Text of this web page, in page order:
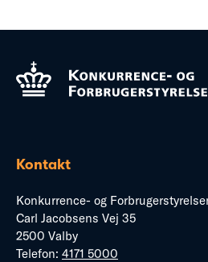
Kontakt
Konkurrence- og
Carl Jacobsens Vej 35
2500 Valby
Telefon: 4171 5000